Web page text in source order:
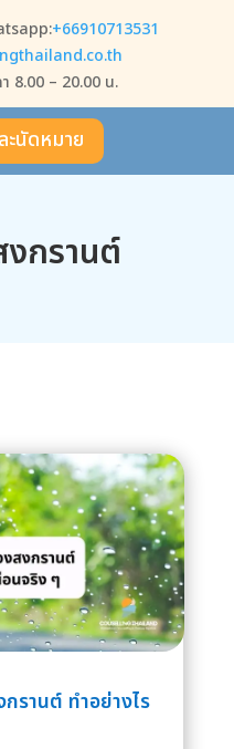
+66910713531
8.00 – 20.00 น.
ะนัดหมาย
กรานต์
รานต์ ทำอย่างไร